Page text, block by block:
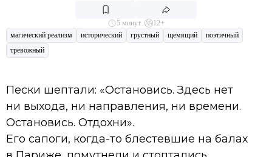
5 минут
12+
магический реализм
исторический грустный щемящий
поэтичный
тревожный
Пески шептали: «Остановись. Здесь нет
ни выхода, ни направления, ни времени.
Остановись. Отдохни».
Его сапоги, когда-то блестевшие на балах